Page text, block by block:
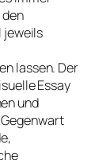
jeweils
lassen. Der
Essay
und